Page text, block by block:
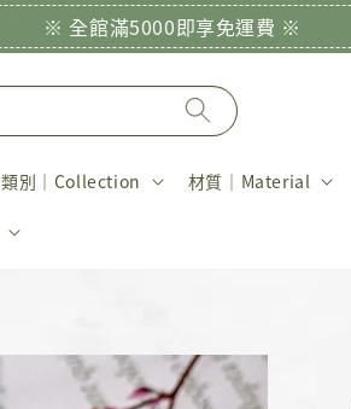
※ 全館滿5000即享免運費 ※
類別｜Collection 材質｜Material